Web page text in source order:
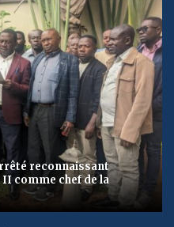
reconnaissant
II comme chef de la